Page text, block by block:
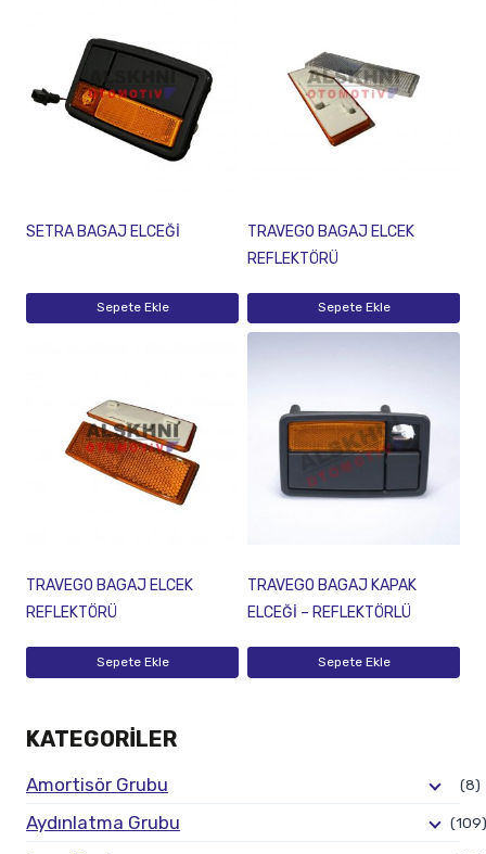
SETRA BAGAJ ELCEĞİ
Sepete Ekle
TRAVEGO BAGAJ ELCEK
REFLEKTÖRÜ
Sepete Ekle
TRAVEGO BAGAJ ELCEK
REFLEKTÖRÜ
Sepete Ekle
TRAVEGO BAGAJ KAPAK
ELCEĞİ – REFLEKTÖRLÜ
Sepete Ekle
KATEGORILER
Amortisör Grubu (8)
Aydınlatma Grubu (109)